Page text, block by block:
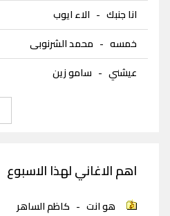
انا جنبك - الاء ايوب
خمسه - محمد الشرنوبى
عيشني - سامو زين
اهم الاغاني لهذا الاسبوع
هو انت - كاظم الساهر